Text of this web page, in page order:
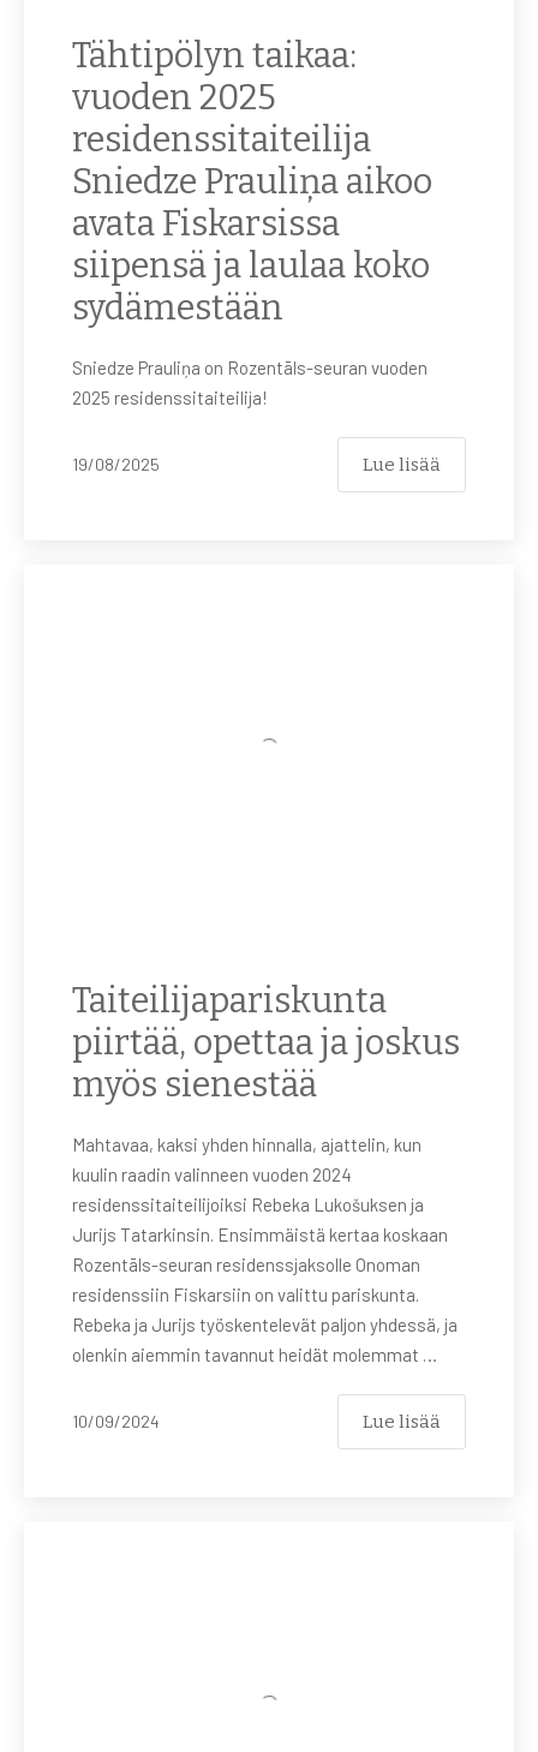
Tähtipölyn taikaa:
vuoden 2025
residenssitaiteilija
Sniedze Prauliņa aikoo
avata Fiskarsissa
siipensä ja laulaa koko
sydämestään
Sniedze Prauliņa on Rozentāls-seuran vuoden
2025 residenssitaiteilija!
19/08/2025 Lue lisää
Taiteilijapariskunta
piirtää, opettaa ja joskus
myös sienestää
Mahtavaa, kaksi yhden hinnalla, ajattelin, kun
kuulin raadin valinneen vuoden 2024
residenssitaiteilijoiksi Rebeka Lukošuksen ja
Jurijs Tatarkinsin. Ensimmäistä kertaa koskaan
Rozentāls-seuran residenssjaksolle Onoman
residenssiin Fiskarsiin on valittu pariskunta.
Rebeka ja Jurijs työskentelevät paljon yhdessä, ja
olenkin aiemmin tavannut heidät molemmat …
10/09/2024 Lue lisää